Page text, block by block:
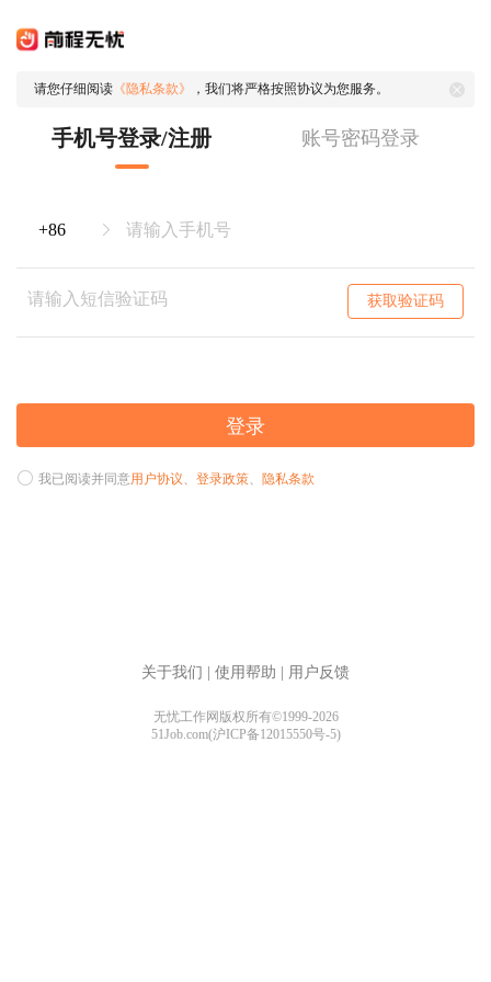
请您仔细阅读 《隐私条款》 ，我们将严格按照协议为您服务。
手机号登录/注册 账号密码登录
获取验证码
登录
我已阅读并同意用户协议、 登录政策、 隐私条款
关于我们 使用帮助 用户反馈
无忧工作网版权所有©1999-2026
51Job.com(沪ICP备12015550号-5)